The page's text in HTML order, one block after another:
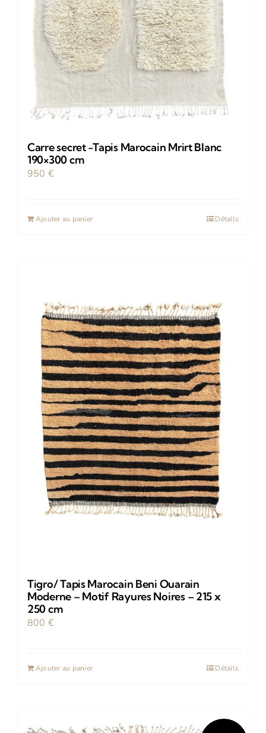
Carre secret -Tapis Marocain Mrirt Blanc
190×300 cm
950 €
Ajouter au panier Détails
Tigro/ Tapis Marocain Beni Ouarain
Moderne – Motif Rayures Noires – 215 x
250 cm
800 €
Ajouter au panier Détails